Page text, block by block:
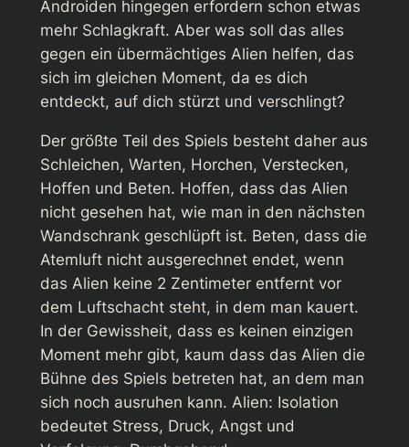
Androiden hingegen erfordern schon etwas
mehr Schlagkraft. Aber was soll das alles
gegen ein übermächtiges Alien helfen, das
sich im gleichen Moment, da es dich
entdeckt, auf dich stürzt und verschlingt?
Der größte Teil des Spiels besteht daher aus
Schleichen, Warten, Horchen, Verstecken,
Hoffen und Beten. Hoffen, dass das Alien
nicht gesehen hat, wie man in den nächsten
Wandschrank geschlüpft ist. Beten, dass die
Atemluft nicht ausgerechnet endet, wenn
das Alien keine 2 Zentimeter entfernt vor
dem Luftschacht steht, in dem man kauert.
In der Gewissheit, dass es keinen einzigen
Moment mehr gibt, kaum dass das Alien die
Bühne des Spiels betreten hat, an dem man
sich noch ausruhen kann. Alien: Isolation
bedeutet Stress, Druck, Angst und